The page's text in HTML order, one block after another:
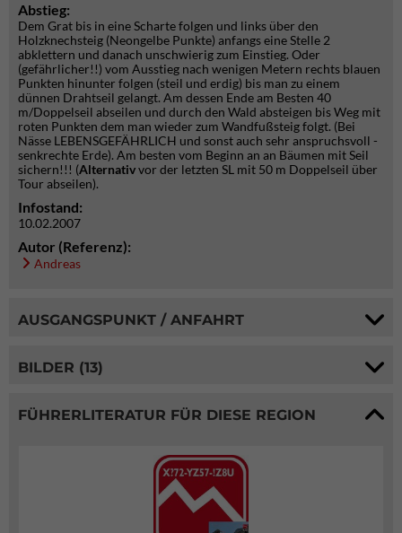
Abstieg:
Dem Grat bis in eine Scharte folgen und links über den
Holzknechsteig (Neongelbe Punkte) anfangs eine Stelle 2
abklettern und danach unschwierig zum Einstieg. Oder
(gefährlicher!!) vom Ausstieg nach wenigen Metern rechts blauen
Punkten hinunter folgen (steil und erdig) bis man zu einem
dünnen Drahtseil gelangt. Am dessen Ende am Besten 40
m/Doppelseil abseilen und durch den Wald absteigen bis Weg mit
roten Punkten dem man wieder zum Wandfußsteig folgt. (Bei
Nässe LEBENSGEFÄHRLICH und sonst auch sehr anspruchsvoll -
senkrechte Erde). Am besten vom Beginn an an Bäumen mit Seil
sichern!!! (Alternativvor der letzten SL mit 50 m Doppelseil über
Tour abseilen).
Infostand:
10.02.2007
Autor (Referenz):
Andreas
AUSGANGSPUNKT / ANFAHRT
BILDER (13)
FÜHRERLITERATUR FÜR DIESE REGION